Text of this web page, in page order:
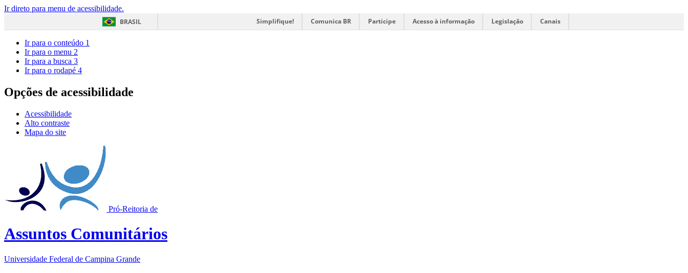
Ir direto para menu de acessibilidade.
BRASIL
Simplifique! Comunica BR Participe Acesso à informação Legislação Canais
Ir para o conteúdo 1
Ir para o menu 2
Ir para a busca 3
Ir para o rodapé 4
Opções de acessibilidade
Acessibilidade
Alto contraste
Mapa do site
Pró-Reitoria de
Assuntos Comunitários
Universidade Federal de Campina Grande